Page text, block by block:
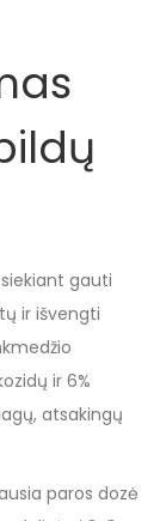
gauti
ir išvengti
ir 6%
atsakingų
paros dozė